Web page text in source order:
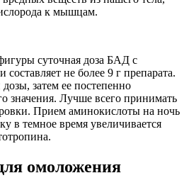
к мышцам.
суточная доза БАД с
не более 9 г препарата.
затем ее постепенно
значения. Лучше всего принимать
Прием аминокислоты на ночь
в темное время увеличивается
омоложения